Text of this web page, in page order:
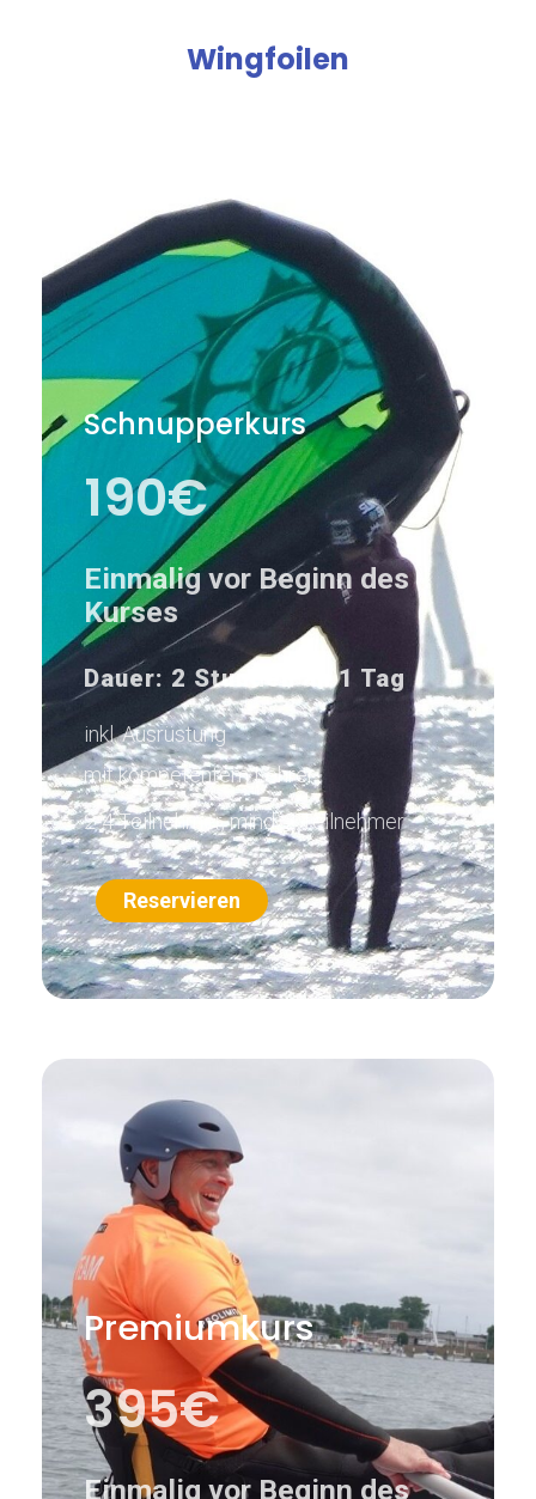
Wingfoilen
Schnupperkurs
190€
Einmalig vor Beginn des
Kurses
Dauer: 2 Stundenan 1 Tag
inkl. Ausrüstung
mit kompetentem Lehrer
2-4 Teilnehmer, mind. 2 Teilnehmer
Reservieren
Premiumkurs
395€
Einmalig vor Beginn des